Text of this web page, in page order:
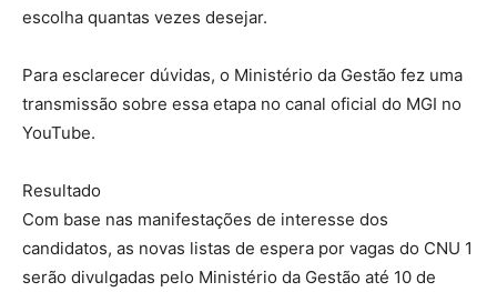
escolha quantas vezes desejar.
Para esclarecer dúvidas, o Ministério da Gestão fez uma
transmissão sobre essa etapa no canal oficial do MGI no
YouTube.
Resultado
Com base nas manifestações de interesse dos
candidatos, as novas listas de espera por vagas do CNU 1
serão divulgadas pelo Ministério da Gestão até 10 de